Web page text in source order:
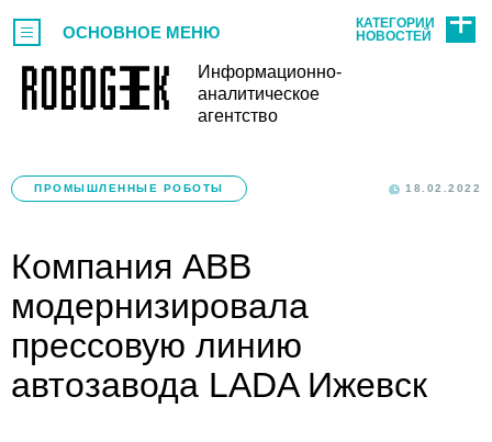
Информационно-
аналитическое
агентство
ОСНОВНОЕ МЕНЮ
КАТЕГОРИИ
НОВОСТЕЙ
ПРОМЫШЛЕННЫЕ РОБОТЫ 18.02.2022
Компания ABB
модернизировала
прессовую линию
автозавода LADA Ижевск